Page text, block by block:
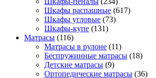
Шкафы распашные (617)
Шкафы угловые (73)
Шкафы-купе (131)
Матрасы (116)
Матрасы в рулоне (11)
Беспружинные матрасы (18)
Детские матрасы (9)
Ортопедические матрасы (36)